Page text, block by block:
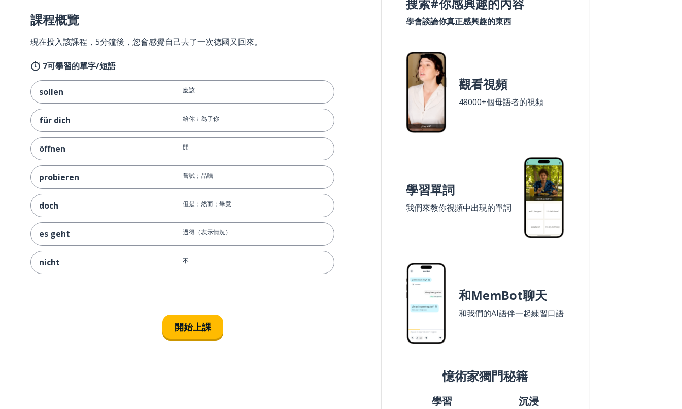
課程概覽
現在投入該課程，5分鐘後，您會感覺自己去了一次德國又回來。
7可學習的單字/短語
sollen 應該
für dich 給你﹔為了你
öffnen 開
probieren 嘗試；品嚐
doch 但是；然而；畢竟
es geht 過得（表示情況）
nicht 不
開始上課
學會談論你真正感興趣的東西
觀看視頻
48000+個母語者的視頻
學習單詞
我們來教你視頻中出現的單詞
和MemBot聊天
和我們的AI語伴一起練習口語
憶術家獨門秘籍
學習 沉浸